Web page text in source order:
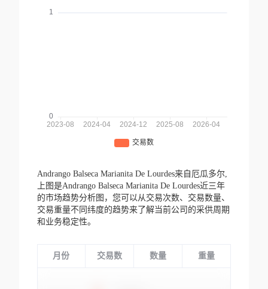
Andrango Balseca Marianita De Lourdes来自厄瓜多尔,
上图是Andrango Balseca Marianita De Lourdes近三年
的市场趋势分析图，您可以从交易次数、交易数量、
交易重量不同纬度的趋势来了解当前公司的采供周期
和业务稳定性。
月份 交易数 数量 重量